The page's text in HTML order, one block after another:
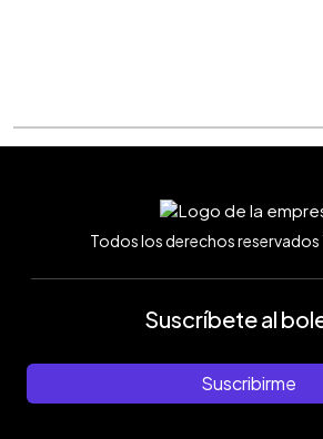
Todos los derechos
Suscríbete al
Suscribirme